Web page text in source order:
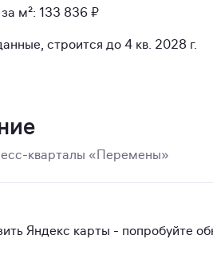
м²: 133 836 ₽
строится до 4 кв. 2028 г.
кварталы «Перемены»
Яндекс карты - попробуйте